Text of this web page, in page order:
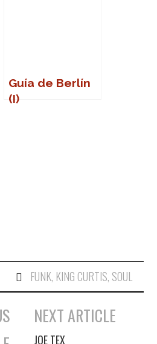
Guía de Berlín
(I)
FUNK, KING CURTIS, SOUL
NEXT ARTICLE
JOE TEX